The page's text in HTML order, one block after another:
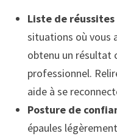
Liste de
situations où vous
obtenu un résultat
professionnel.
aide à se
Posture de
épaules